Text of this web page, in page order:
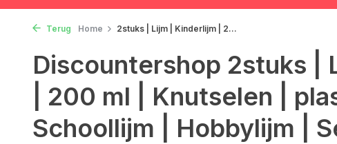
Terug Home 2stuks | Lijm | Kinderlijm | 2...
Discountershop 2stuks |
| 200 ml | Knutselen |
Schoollijm | Hobbylijm |